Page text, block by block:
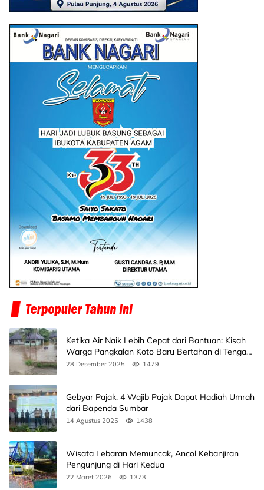
Ketika Air Naik Lebih Cepat dari Bantuan: Kisah
Warga Pangkalan Koto Baru Bertahan di Tengah
Banjir
28 Desember 2025 1479
Gebyar Pajak, 4 Wajib Pajak Dapat Hadiah Umrah
dari Bapenda Sumbar
14 Agustus 2025 1438
Wisata Lebaran Memuncak, Ancol Kebanjiran
Pengunjung di Hari Kedua
22 Maret 2026 1373